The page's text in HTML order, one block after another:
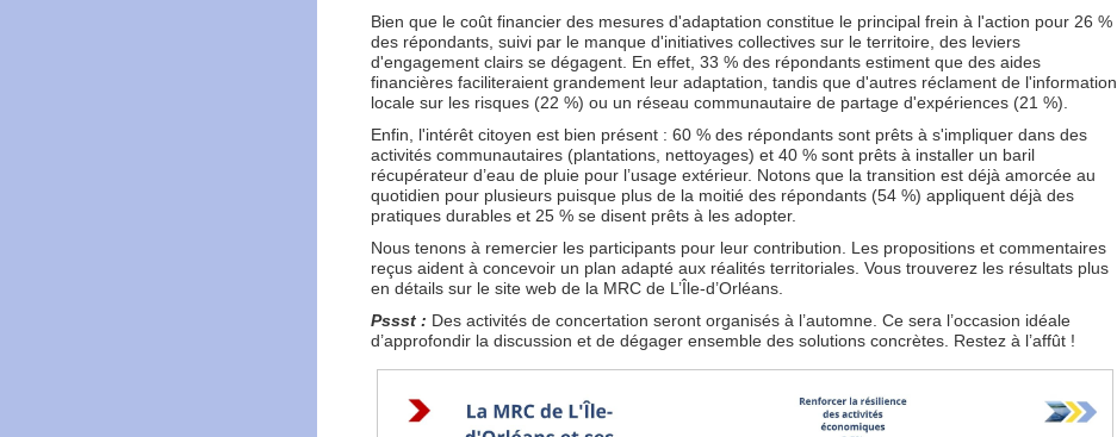
Bien que le coût financier des mesures d'adaptation constitue le principal frein à l'action pour 26 %
des répondants, suivi par le manque d'initiatives collectives sur le territoire, des leviers
d'engagement clairs se dégagent. En effet, 33 % des répondants estiment que des aides
financières faciliteraient grandement leur adaptation, tandis que d'autres réclament de l'information
locale sur les risques (22 %) ou un réseau communautaire de partage d'expériences (21 %).
Enfin, l'intérêt citoyen est bien présent : 60 % des répondants sont prêts à s'impliquer dans des
activités communautaires (plantations, nettoyages) et 40 % sont prêts à installer un baril
récupérateur d’eau de pluie pour l’usage extérieur. Notons que la transition est déjà amorcée au
quotidien pour plusieurs puisque plus de la moitié des répondants (54 %) appliquent déjà des
pratiques durables et 25 % se disent prêts à les adopter.
Nous tenons à remercier les participants pour leur contribution. Les propositions et commentaires
reçus aident à concevoir un plan adapté aux réalités territoriales. Vous trouverez les résultats plus
en détails sur le site web de la MRC de L’Île-d’Orléans.
Pssst : Des activités de concertation seront organisés à l’automne. Ce sera l’occasion idéale
d’approfondir la discussion et de dégager ensemble des solutions concrètes. Restez à l’affût !